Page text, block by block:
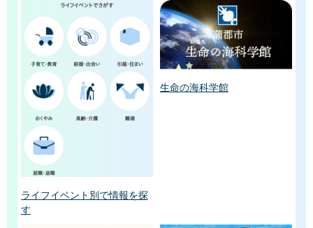
ライフイベント別で情報を探
す
生命の海科学館